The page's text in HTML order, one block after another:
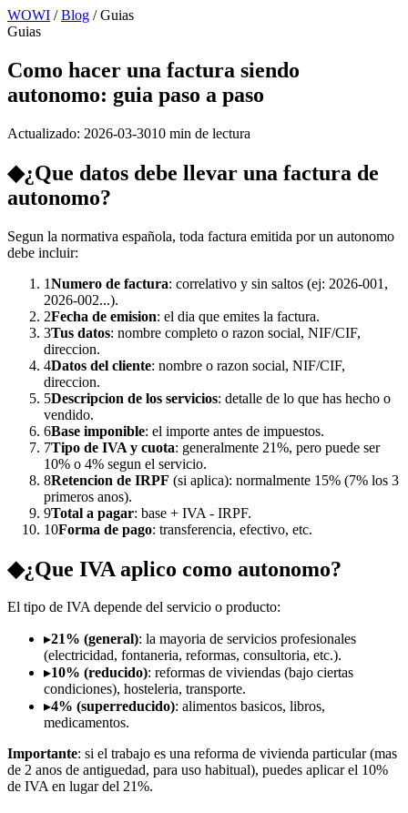
WOWI /Blog /Guias
Guias
Como hacer una factura siendo
autonomo: guia paso a paso
Actualizado: 2026-03-3010 min de lectura
◆¿Que datos debe llevar una factura de
autonomo?
Segun la normativa española, toda factura emitida por un autonomo
debe incluir:
1Numero de factura: correlativo y sin saltos (ej: 2026-001,
2026-002...).
2Fecha de emision: el dia que emites la factura.
3Tus datos: nombre completo o razon social, NIF/CIF,
direccion.
4Datos del cliente: nombre o razon social, NIF/CIF,
direccion.
5Descripcion de los servicios: detalle de lo que has hecho o
vendido.
6Base imponible: el importe antes de impuestos.
7Tipo de IVA y cuota: generalmente 21%, pero puede ser
10% o 4% segun el servicio.
8Retencion de IRPF (si aplica): normalmente 15% (7% los 3
primeros anos).
9Total a pagar: base + IVA - IRPF.
10Forma de pago: transferencia, efectivo, etc.
◆¿Que IVA aplico como autonomo?
El tipo de IVA depende del servicio o producto:
▸21% (general): la mayoria de servicios profesionales
(electricidad, fontaneria, reformas, consultoria, etc.).
▸10% (reducido): reformas de viviendas (bajo ciertas
condiciones), hosteleria, transporte.
▸4% (superreducido): alimentos basicos, libros,
medicamentos.
Importante: si el trabajo es una reforma de vivienda particular (mas
de 2 anos de antiguedad, para uso habitual), puedes aplicar el 10%
de IVA en lugar del 21%.